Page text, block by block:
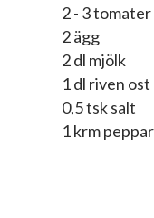
2 - 3 tomater
2 ägg
2 dl mjölk
1 dl riven ost
0,5 tsk salt
1 krm peppar